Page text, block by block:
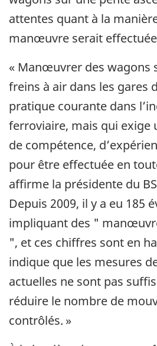
attentes quant à la
manœuvre serait
« Manœuvrer des wagons
freins à air dans les gares
pratique courante dans
ferroviaire, mais qui exige
de compétence,
pour être effectuée en
affirme la présidente du
Depuis 2009, il y a eu 185
impliquant des "
", et ces chiffres sont en
indique que les mesures
actuelles ne sont pas
réduire le nombre de
contrôlés. »